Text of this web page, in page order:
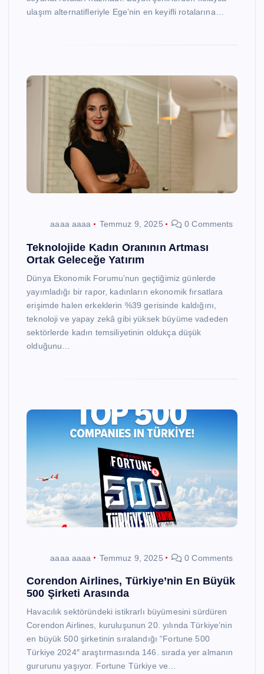
ulaşım alternatifleriyle Ege’nin en keyifli rotalarına…
aaaa aaaa Temmuz 9, 2025 0 Comments
Teknolojide Kadın Oranının Artması
Ortak Geleceğe Yatırım
Dünya Ekonomik Forumu’nun geçtiğimiz günlerde
yayımladığı bir rapor, kadınların ekonomik fırsatlara
erişimde halen erkeklerin %39 gerisinde kaldığını,
teknoloji ve yapay zekâ gibi yüksek büyüme vadeden
sektörlerde kadın temsiliyetinin oldukça düşük
olduğunu…
aaaa aaaa Temmuz 9, 2025 0 Comments
Corendon Airlines, Türkiye’nin En Büyük
500 Şirketi Arasında
Havacılık sektöründeki istikrarlı büyümesini sürdüren
Corendon Airlines, kuruluşunun 20. yılında Türkiye’nin
en büyük 500 şirketinin sıralandığı “Fortune 500
Türkiye 2024″ araştırmasında 146. sırada yer almanın
gururunu yaşıyor. Fortune Türkiye ve…